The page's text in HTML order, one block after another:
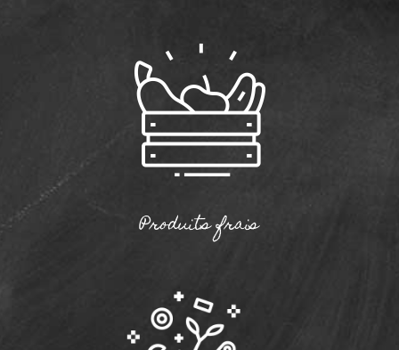
Produits frais